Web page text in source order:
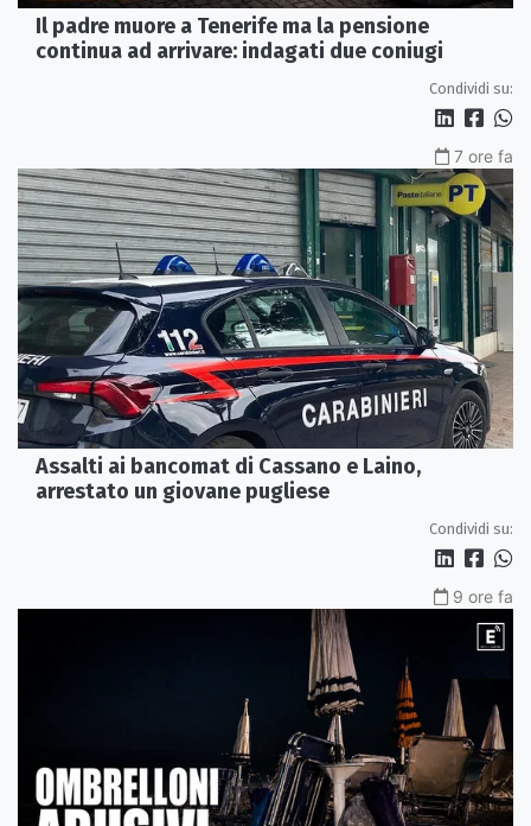
Il padre muore a Tenerife ma la pensione
continua ad arrivare: indagati due coniugi
Condividi su:
7 ore fa
Assalti ai bancomat di Cassano e Laino,
arrestato un giovane pugliese
Condividi su:
9 ore fa